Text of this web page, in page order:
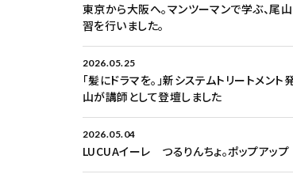
東京から大阪へ。マンツーマンで学ぶ、尾
習を行いました。
2026.05.25
「髪にドラマを。」新システムトリートメン
山が講師として登壇しました
2026.05.04
LUCUAイーレ つるりんちょ。ポップアップ